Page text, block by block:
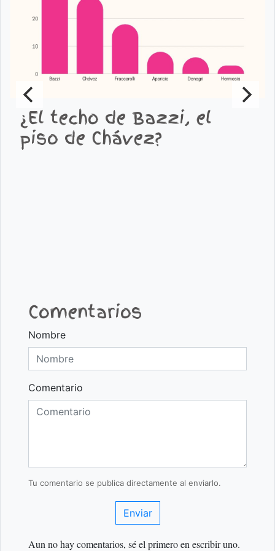
¿El techo de Bazzi, el
piso de Chávez?
Comentarios
Nombre
Comentario
Tu comentario se publica directamente al enviarlo.
Enviar
Aun no hay comentarios, sé el primero en escribir uno.